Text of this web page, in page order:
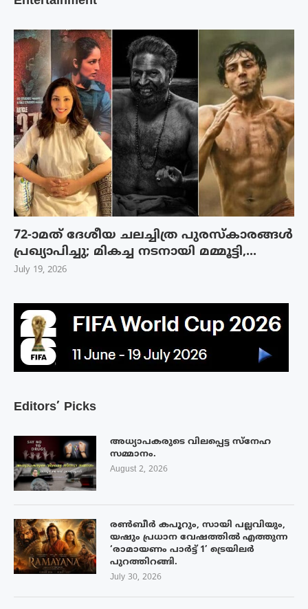
Editors’ Picks
അധ്യാപകരുടെ വിലപ്പെട്ട സ്നേഹ
സമ്മാനം.
August 2, 2026
രൺബീർ കപൂറും, സായി പല്ലവിയും,
യഷും പ്രധാന വേഷത്തിൽ എത്തുന്ന
‘രാമായണം പാർട്ട് 1’ ട്രെയിലർ
പുറത്തിറങ്ങി.
July 30, 2026
72-ാമത് ദേശീയ ചലച്ചിത്ര പുരസ്‌കാരങ്ങള്‍
പ്രഖ്യാപിച്ചു; മികച്ച നടനായി മമ്മൂട്ടി,...
July 19, 2026